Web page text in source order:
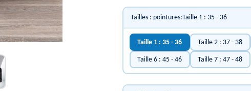
Tailles : pointures:Taille 1 : 35 - 36
Taille 1 : 35 - 36 Taille 2 : 37 - 38
Taille 6 : 45 - 46 Taille 7 : 47 - 48